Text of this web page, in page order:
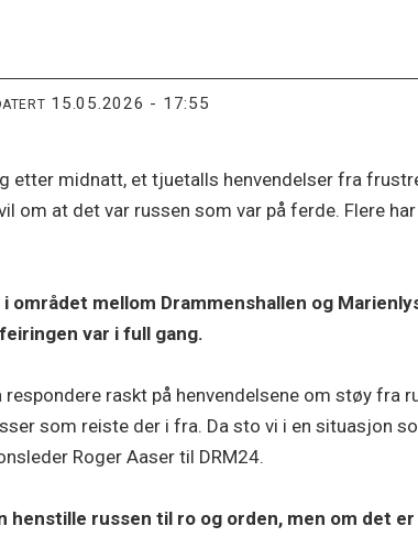
15.05.2026 - 17:55
etter midnatt, et tjuetalls henvendelser fra
om at det var russen som var på ferde. Flere
området mellom Drammenshallen og
var i full gang.
raskt på henvendelsene om støy fra
som reiste der i fra. Da sto vi i en situasjon
Roger Aaser til DRM24.
henstille russen til ro og orden, men om det